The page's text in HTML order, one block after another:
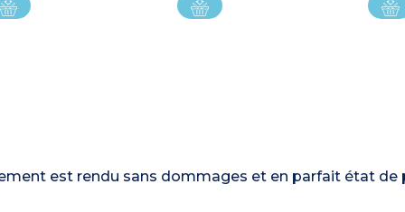
est rendu sans dommages et en parfait état de